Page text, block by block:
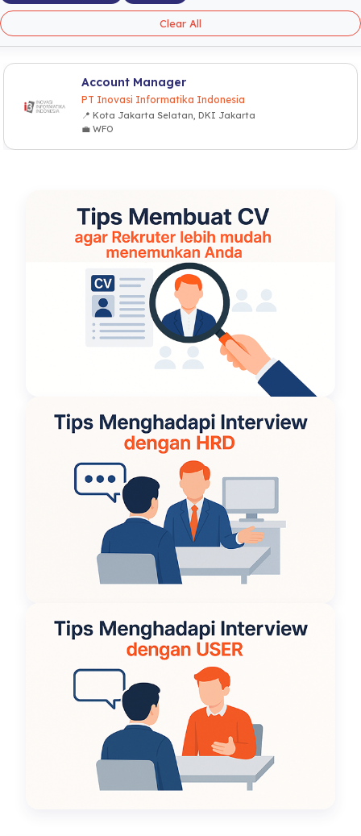
Clear All
Account Manager
PT Inovasi Informatika Indonesia
📍 Kota Jakarta Selatan, DKI Jakarta
💼 WFO